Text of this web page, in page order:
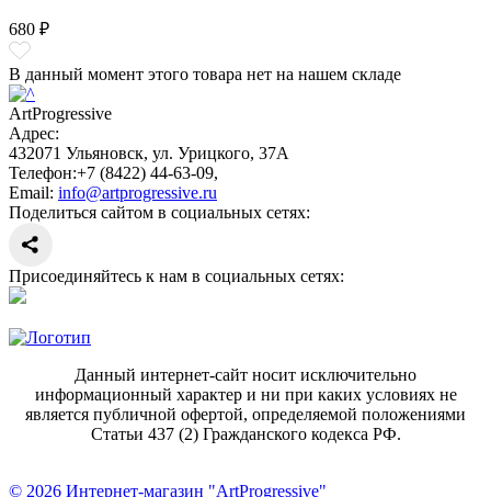
680 ₽
В данный момент этого товара нет на нашем складе
ArtProgressive
Адрес:
432071 Ульяновск, ул. Урицкого, 37А
Телефон:+7 (8422) 44-63-09,
Email: info@artprogressive.ru
Поделиться сайтом в социальных сетях:
Присоединяйтесь к нам в социальных сетях:
Данный интернет-сайт носит исключительно
информационный характер и ни при каких условиях не
является публичной офертой, определяемой положениями
Статьи 437 (2) Гражданского кодекса РФ.
© 2026 Интернет-магазин "ArtProgressive"